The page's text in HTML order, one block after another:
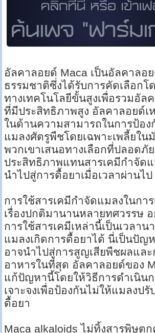
อัลคาลอยด์ Maca เป็นอัลคาลอ
ธรรมชาติซึ่งได้รับการคัดเลือกโ
ทางเทคโนโลยีขั้นสูงเพื่อรวมอัล
ที่มีประสิทธิภาพสูง อัลคาลอยด์เ
ในด้านความสามารถในการป้อง
แมลงศัตรูพืชโดยเฉพาะเพลี้ยใน
พวกเขาเสนอทางเลือกที่ปลอดภั
ประสิทธิภาพแทนสารเคมีกำจัด
นำไปสู่การดื้อยาเมื่อเวลาผ่านไป
การใช้สารเคมีกำจัดแมลงในกา
เรื่องปกติมานานหลายทศวรรษ
การใช้สารเคมีเหล่านี้เป็นเวลาน
แมลงเกิดการดื้อยาได้ นี่เป็นปัญ
อาจนำไปสู่การสูญเสียพืชผลแล
อาหารในที่สุด อัลคาลอยด์ของ
แก้ปัญหานี้โดยให้วิธีการดำเนิน
เจาะจงเพื่อป้องกันไม่ให้แมลงปรั
ดื้อยา
Maca alkaloids ไม่ทิ้งสารพิษต